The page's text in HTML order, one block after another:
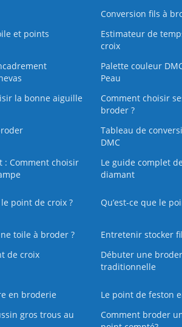
Conversion fils à
et points
Estimateur de
croix
Palette couleur
Peau
la bonne aiguille
Comment choisir
broder ?
Tableau de
DMC
: Comment choisir
Le guide complet
diamant
le point de croix ?
Qu’est-ce que le
toile à broder ?
Entretenir stocker
de croix
Débuter une
traditionnelle
en broderie
Le point de feston
gros trous au
Comment broder